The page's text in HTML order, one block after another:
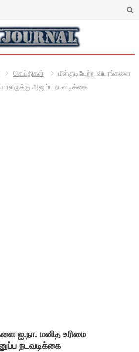
செய்திகள்
மீள்குடியேற்ற விபரங்களை
அனுப்ப நடவடிக்கை
ஐ.நா. மனித உரிமை
நடவடிக்கை